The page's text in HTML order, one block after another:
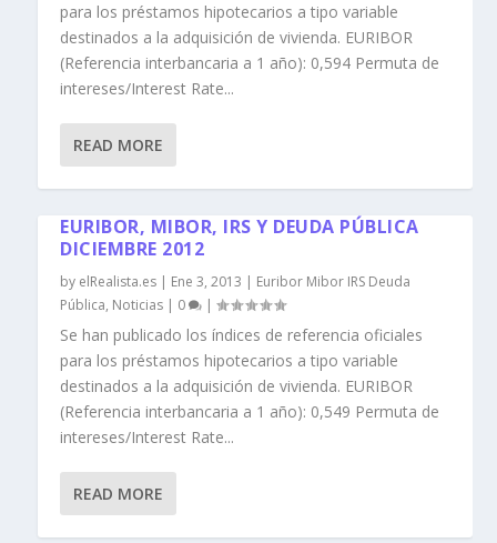
para los préstamos hipotecarios a tipo variable
destinados a la adquisición de vivienda. EURIBOR
(Referencia interbancaria a 1 año): 0,594 Permuta de
intereses/Interest Rate...
READ MORE
EURIBOR, MIBOR, IRS Y DEUDA PÚBLICA
DICIEMBRE 2012
by elRealista.es | Ene 3, 2013 | Euribor Mibor IRS Deuda
Pública, Noticias | 0 |
Se han publicado los índices de referencia oficiales
para los préstamos hipotecarios a tipo variable
destinados a la adquisición de vivienda. EURIBOR
(Referencia interbancaria a 1 año): 0,549 Permuta de
intereses/Interest Rate...
READ MORE